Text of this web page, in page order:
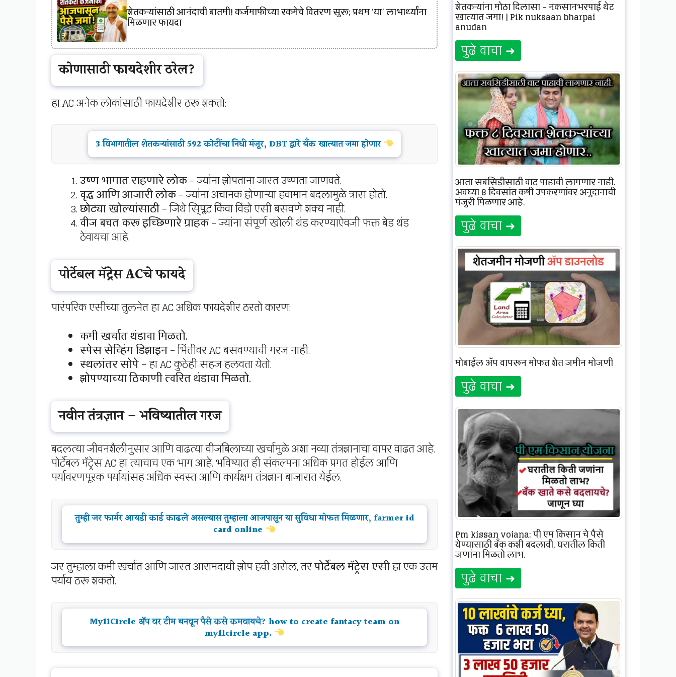
शेतकऱ्यांसाठी आनंदाची बातमी! कर्जमाफीच्या रकमेचे वितरण सुरू; प्रथम ‘या’ लाभार्थ्यांना
मिळणार फायदा
कोणासाठी फायदेशीर ठरेल?
हा AC अनेक लोकांसाठी फायदेशीर ठरू शकतो:
3 विभागातील शेतकऱ्यांसाठी 592 कोटींचा निधी मंजूर, DBT द्वारे बँक खात्यात जमा होणार
उष्ण भागात राहणारे लोक– ज्यांना झोपताना जास्त उष्णता जाणवते.
वृद्ध आणि आजारी लोक– ज्यांना अचानक होणाऱ्या हवामान बदलामुळे त्रास होतो.
छोट्या खोल्यांसाठी– जिथे स्प्लिट किंवा विंडो एसी बसवणे शक्य नाही.
वीज बचत करू इच्छिणारे ग्राहक– ज्यांना संपूर्ण खोली थंड करण्याऐवजी फक्त बेड थंड
ठेवायचा आहे.
पोर्टेबल मॅट्रेस ACचे फायदे
पारंपरिक एसीच्या तुलनेत हा AC अधिक फायदेशीर ठरतो कारण:
कमी खर्चात थंडावा मिळतो.
स्पेस सेव्हिंग डिझाइन– भिंतीवर AC बसवण्याची गरज नाही.
स्थलांतर सोपे– हा AC कुठेही सहज हलवता येतो.
झोपण्याच्या ठिकाणी त्वरित थंडावा मिळतो.
नवीन तंत्रज्ञान – भविष्यातील गरज
बदलत्या जीवनशैलीनुसार आणि वाढत्या वीजबिलाच्या खर्चामुळे अशा नव्या तंत्रज्ञानाचा वापर वाढत आहे.
पोर्टेबल मॅट्रेस AC हा त्याचाच एक भाग आहे. भविष्यात ही संकल्पना अधिक प्रगत होईल आणि
पर्यावरणपूरक पर्यायांसह अधिक स्वस्त आणि कार्यक्षम तंत्रज्ञान बाजारात येईल.
तुम्ही जर फार्मर आयडी कार्ड काढले असल्यास तुम्हाला आजपासून या सुविधा मोफत मिळणार, farmer id
card online
जर तुम्हाला कमी खर्चात आणि जास्त आरामदायी झोप हवी असेल, तरपोर्टेबल मॅट्रेस एसीहा एक उत्तम
पर्याय ठरू शकतो.
My11Circle ॲप वर टीम बनवून पैसे कसे कमवायचे? how to create fantacy team on
my11circle app.
शेतकऱ्यांना मोठा दिलासा – नुकसानभरपाई थेट
खात्यात जमा! | Pik nuksaan bharpai
anudan
पुढे वाचा ➜
आता सबसिडीसाठी वाट पाहावी लागणार नाही,
अवघ्या 8 दिवसांत कृषी उपकरणांवर अनुदानाची
मंजुरी मिळणार आहे.
पुढे वाचा ➜
मोबाईल ॲप वापरून मोफत शेत जमीन मोजणी
पुढे वाचा ➜
Pm kissan yojana; पी एम किसान चे पैसे
येण्यासाठी बँक कशी बदलावी, घरातील किती
जणांना मिळतो लाभ.
पुढे वाचा ➜